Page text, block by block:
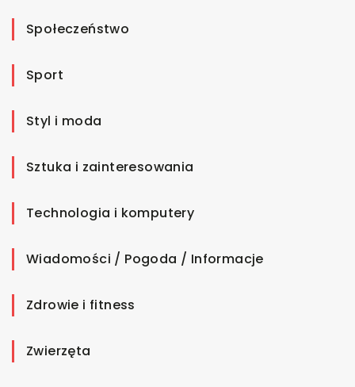
Społeczeństwo
Sport
Styl i moda
Sztuka i zainteresowania
Technologia i komputery
Wiadomości / Pogoda / Informacje
Zdrowie i fitness
Zwierzęta